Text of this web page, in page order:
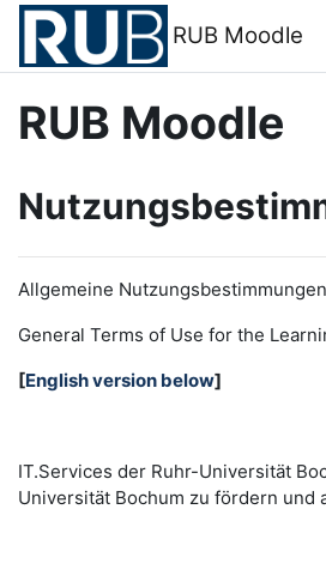
Zum Hauptinhalt
RUB Moodle
RUB Moodle
Allgemeine
General Terms of Use for the L
[English version below]
IT.Services der Ruhr-Universität
Universität Bochum zu fördern und